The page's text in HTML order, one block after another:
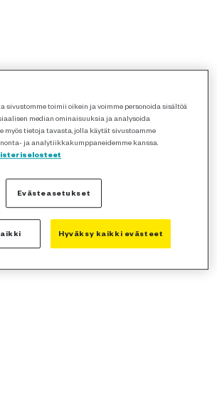
sivustomme toimii oikein ja voimme personoida sisältöä
median ominaisuuksia ja analysoida
myös tietoja tavasta, jolla käytät sivustoamme
ja analytiikkakumppaneidemme kanssa.
Evästeasetukset
Hyväksy kaikki evästeet